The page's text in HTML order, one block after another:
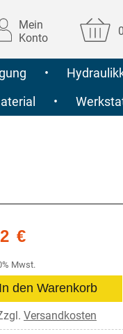
Mein
Konto
•
•
€
Mwst.
Versandkosten